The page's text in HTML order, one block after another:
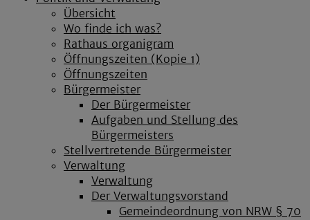
Übersicht
Wo finde ich was?
Rathaus organigram
Öffnungszeiten (Kopie 1)
Öffnungszeiten
Bürgermeister
Der Bürgermeister
Aufgaben und Stellung des
Bürgermeisters
Stellvertretende Bürgermeister
Verwaltung
Verwaltung
Der Verwaltungsvorstand
Gemeindeordnung von NRW § 70